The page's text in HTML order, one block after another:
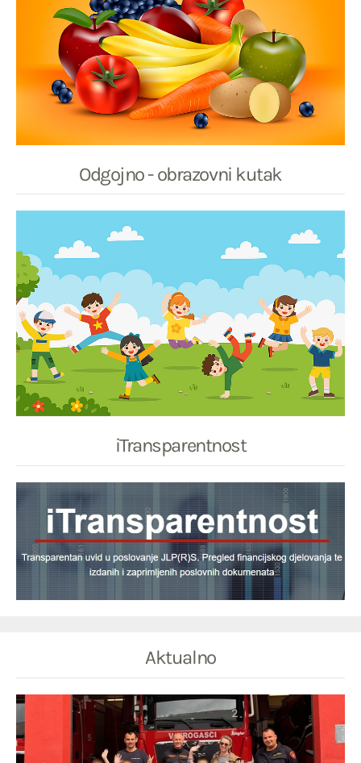
Odgojno - obrazovni kutak
iTransparentnost
Aktualno